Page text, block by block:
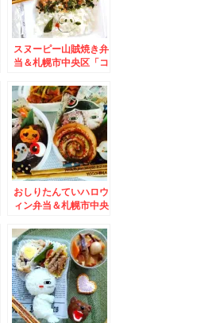
スヌーピー山賊焼き弁
当＆札幌市中央区「コ
ぐり」さんのちくわパ
ンとか♪
おしりたんていハロウ
ィン弁当＆札幌市中央
の「えびとほうれん草
のトマトクリーム」う
ま(*´艸`*)